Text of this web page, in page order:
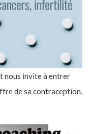
nous invite à entrer
de sa contraception.